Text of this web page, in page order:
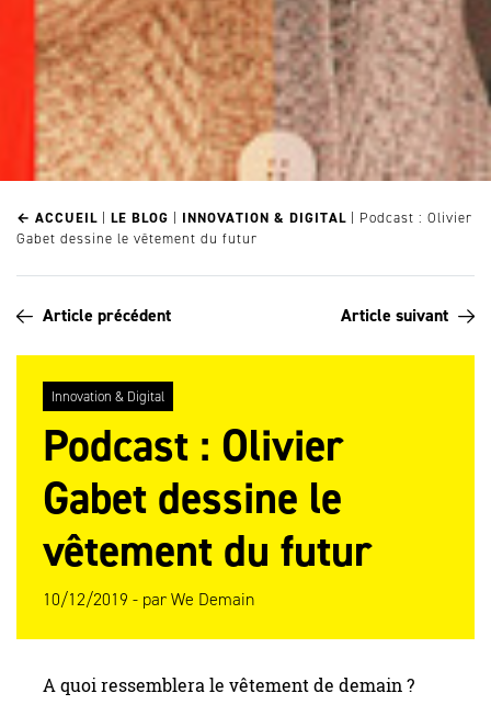
← ACCUEIL LE BLOG INNOVATION & DIGITAL
Podcast : Olivier
Gabet dessine le vêtement du futur
Article précédent Article suivant
Innovation & Digital
Podcast : Olivier
Gabet dessine le
vêtement du futur
10/12/2019 - parWe Demain
A quoi ressemblera le vêtement de demain ?